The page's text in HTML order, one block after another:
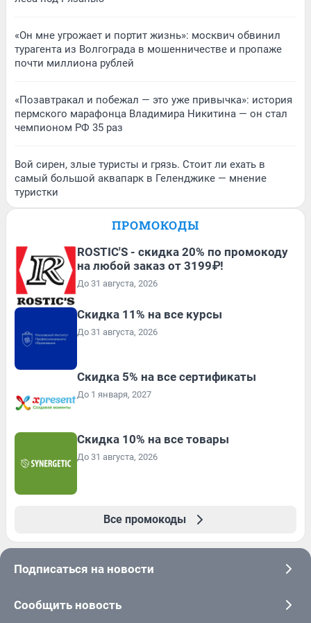
«Он мне угрожает и портит жизнь»: москвич обвинил
турагента из Волгограда в мошенничестве и пропаже
почти миллиона рублей
«Позавтракал и побежал — это уже привычка»: история
пермского марафонца Владимира Никитина — он стал
чемпионом РФ 35 раз
Вой сирен, злые туристы и грязь. Стоит ли ехать в
самый большой аквапарк в Геленджике — мнение
туристки
ПРОМОКОДЫ
ROSTIC'S - скидка 20% по промокоду
на любой заказ от 3199₽!
До 31 августа, 2026
Скидка 11% на все курсы
До 31 августа, 2026
Скидка 5% на все сертификаты
До 1 января, 2027
Скидка 10% на все товары
До 31 августа, 2026
Все промокоды
Подписаться на новости
Сообщить новость